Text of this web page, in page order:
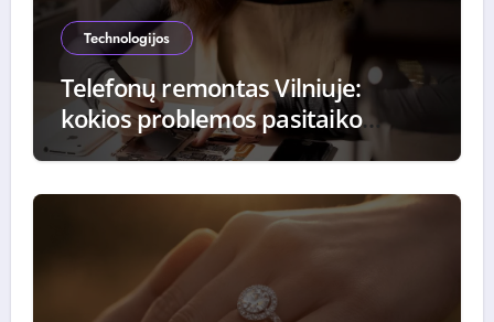
Technologijos
Telefonų remontas Vilniuje:
kokios problemos pasitaiko
dažniausiai ir kaip jos